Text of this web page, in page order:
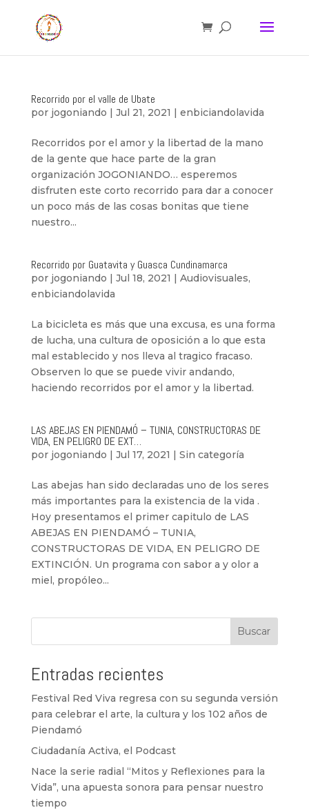
Recorrido por el valle de Ubate
por jogoniando | Jul 21, 2021 | enbiciandolavida
Recorridos por el amor y la libertad de la mano
de la gente que hace parte de la gran
organización JOGONIANDO… esperemos
disfruten este corto recorrido para dar a conocer
un poco más de las cosas bonitas que tiene
nuestro...
Recorrido por Guatavita y Guasca Cundinamarca
por jogoniando | Jul 18, 2021 | Audiovisuales,
enbiciandolavida
La bicicleta es más que una excusa, es una forma
de lucha, una cultura de oposición a lo que esta
mal establecido y nos lleva al tragico fracaso.
Observen lo que se puede vivir andando,
haciendo recorridos por el amor y la libertad.
LAS ABEJAS EN PIENDAMÓ – TUNIA, CONSTRUCTORAS DE
VIDA, EN PELIGRO DE EXT…
por jogoniando | Jul 17, 2021 | Sin categoría
Las abejas han sido declaradas uno de los seres
más importantes para la existencia de la vida .
Hoy presentamos el primer capitulo de LAS
ABEJAS EN PIENDAMÓ – TUNIA,
CONSTRUCTORAS DE VIDA, EN PELIGRO DE
EXTINCIÓN. Un programa con sabor a y olor a
miel, propóleo...
Buscar
Entradas recientes
Festival Red Viva regresa con su segunda versión
para celebrar el arte, la cultura y los 102 años de
Piendamó
Ciudadanía Activa, el Podcast
Nace la serie radial “Mitos y Reflexiones para la
Vida”, una apuesta sonora para pensar nuestro
tiempo